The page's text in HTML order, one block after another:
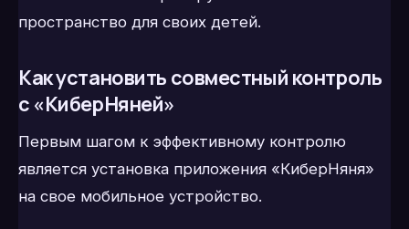
пространство для своих детей.
Как установить совместный контроль
с «КиберНяней»
Первым шагом к эффективному контролю
является установка приложения «КиберНяня»
на свое мобильное устройство.